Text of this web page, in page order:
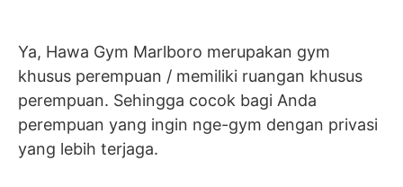
Ya, Hawa Gym Marlboro merupakan gym
khusus perempuan / memiliki ruangan khusus
perempuan. Sehingga cocok bagi Anda
perempuan yang ingin nge-gym dengan privasi
yang lebih terjaga.